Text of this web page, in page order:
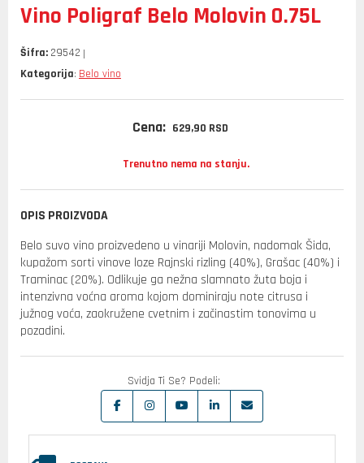
Vino Poligraf Belo Molovin 0.75L
Šifra: 29542
Kategorija: Belo vino
Cena: 629,90 RSD
Trenutno nema na stanju.
OPIS PROIZVODA
Belo suvo vino proizvedeno u vinariji Molovin, nadomak Šida,
kupažom sorti vinove loze Rajnski rizling (40%), Grašac (40%) i
Traminac (20%). Odlikuje ga nežna slamnato žuta boja i
intenzivna voćna aroma kojom dominiraju note citrusa i
južnog voća, zaokružene cvetnim i začinastim tonovima u
pozadini.
Svidja Ti Se? Podeli: